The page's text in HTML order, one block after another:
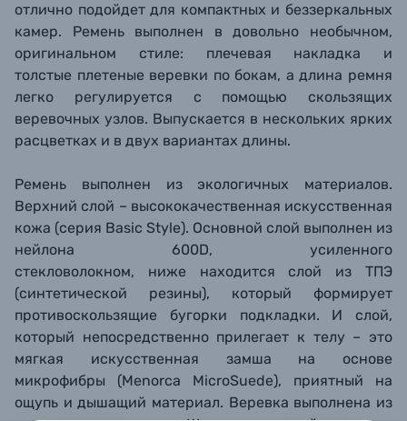
отлично подойдет для компактных и беззеркальных
камер. Ремень выполнен в довольно необычном,
оригинальном стиле: плечевая накладка и
толстые плетеные веревки по бокам, а длина ремня
легко регулируется с помощью скользящих
веревочных узлов. Выпускается в нескольких ярких
расцветках и в двух вариантах длины.
Ремень выполнен из экологичных материалов.
Верхний слой – высококачественная искусственная
кожа (серия Basic Style). Основной слой выполнен из
нейлона 600D, усиленного
стекловолокном, ниже находится слой из ТПЭ
(синтетической резины), который формирует
противоскользящие бугорки подкладки. И слой,
который непосредственно прилегает к телу – это
мягкая искусственная замша на основе
микрофибры (Menorca MicroSuede), приятный на
ощупь и дышащий материал. Веревка выполнена из